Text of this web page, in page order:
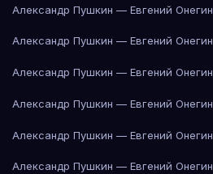
Александр Пушкин — Евгений Онегин
Александр Пушкин — Евгений Онегин
Александр Пушкин — Евгений Онегин
Александр Пушкин — Евгений Онегин
Александр Пушкин — Евгений Онегин
Александр Пушкин — Евгений Онегин